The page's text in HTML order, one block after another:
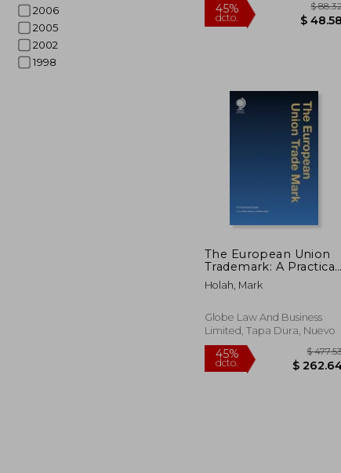
2006
2005
2002
1998
The European Union
Trademark: A Practical
Guide (en Inglés)
Holah, Mark
Globe Law And Business
Limited, Tapa Dura, Nuevo